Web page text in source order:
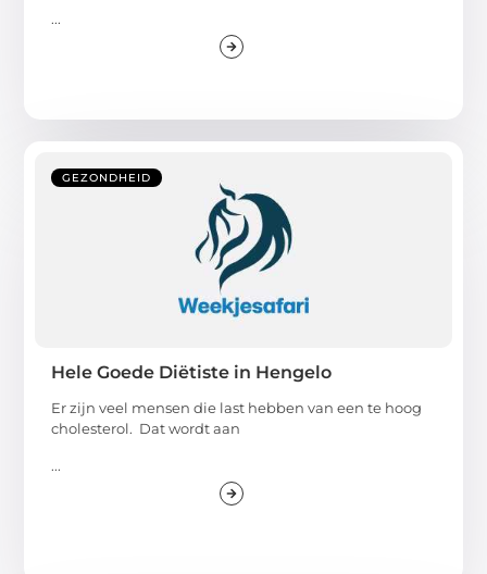
...
GEZONDHEID
Hele Goede Diëtiste in Hengelo
Er zijn veel mensen die last hebben van een te hoog
cholesterol. Dat wordt aan
...